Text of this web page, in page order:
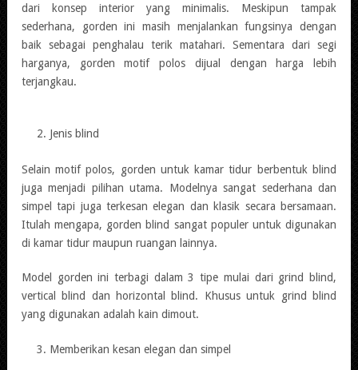
dari konsep interior yang minimalis. Meskipun tampak
sederhana, gorden ini masih menjalankan fungsinya dengan
baik sebagai penghalau terik matahari. Sementara dari segi
harganya, gorden motif polos dijual dengan harga lebih
terjangkau.
Jenis blind
Selain motif polos, gorden untuk kamar tidur berbentuk blind
juga menjadi pilihan utama. Modelnya sangat sederhana dan
simpel tapi juga terkesan elegan dan klasik secara bersamaan.
Itulah mengapa, gorden blind sangat populer untuk digunakan
di kamar tidur maupun ruangan lainnya.
Model gorden ini terbagi dalam 3 tipe mulai dari grind blind,
vertical blind dan horizontal blind. Khusus untuk grind blind
yang digunakan adalah kain dimout.
Memberikan kesan elegan dan simpel